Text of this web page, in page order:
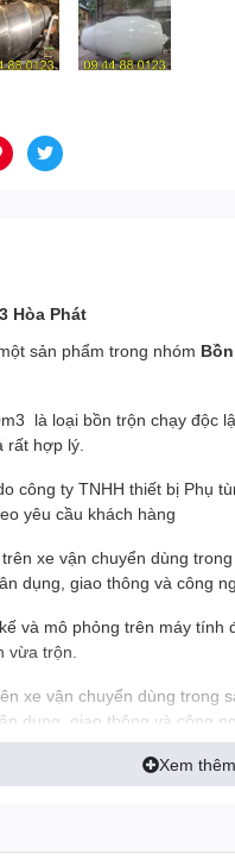
Hòa Phát
sản phẩm trong nhóm
là loại bồn trộn chạy độc
rất hợp lý.
công ty TNHH thiết bị Phụ
yêu cầu khách hàng
xe vận chuyển dùng
dụng, giao thông và công
và mô phỏng trên máy
vừa trộn.
xe vận chuyển dùng trong
dụng, giao thông và công
cả chục km. Hãy cùng Hòa
Xem thêm